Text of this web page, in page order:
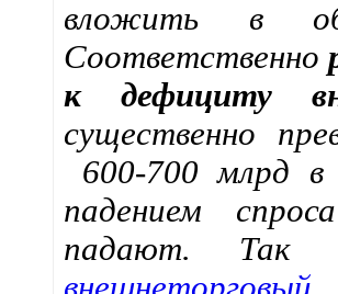
вложить в
Соответственно
к дефициту
существенно
600-700 млрд
падением
падают.